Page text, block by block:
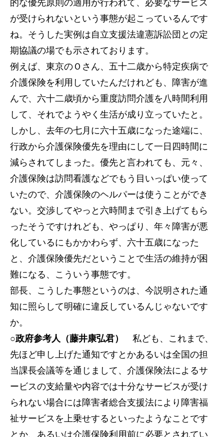
的な優先原則の適用が行われて、必要なサービス
が受けられないという事態が起こっているんです
ね。そうした実例は自立支援法違憲訴訟団との定
期協議の場でも示されております。
例えば、東京のＯさん、五十二歳から特定疾病で
介護保険を利用していたんだけれども、障害が進
んで、六十二歳頃から重度訪問介護を八時間利用
して、それでようやく生活が成り立っていたと。
しかし、去年の七月に六十五歳になった途端に、
行政から介護保険優先を理由にして一日四時間に
減らされてしまった。優先と言われても、元々、
介護保険は訪問看護などでもう目いっぱい使って
いたので、介護保険のヘルパーは使うことができ
ない。交渉してやっと六時間まで引き上げてもら
ったそうですけれども、やっぱり、年々障害が悪
化しているにもかかわらず、六十五歳になった
と、介護保険優先だということで生活の維持が困
難になる、こういう事態です。
部長、こうした事態というのは、今説明された通
知に照らして明確に違反しているんじゃないです
か。
○政府参考人（藤井康弘君）
私ども、これまで、
先ほど申し上げた通知ですとかあるいは全国の担
当課長会議等を通じまして、介護保険法によるサ
ービスの支給量や内容では十分なサービスが受け
られない場合には障害者総合支援法により障害福
祉サービスを上乗せするといったようなことです
とか、あるいは介護保険利用前に必要とされてい